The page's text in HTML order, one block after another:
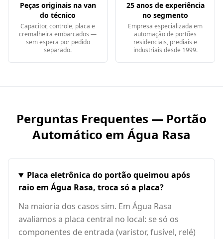
Peças originais na van
do técnico
Capacitor, controle, placa e
cremalheira embarcados —
sem espera por pedido
separado.
25 anos de experiência
no segmento
Empresa especializada em
automação de portões
residenciais, prediais e
industriais desde 1999.
Perguntas Frequentes — Portão
Automático em Água Rasa
Placa eletrônica do portão queimou após
raio em Água Rasa, troca só a placa?
Na maioria dos casos sim. Em Água Rasa
avaliamos a placa central no local: se só os
componentes de entrada (varistor, fusível, relé)